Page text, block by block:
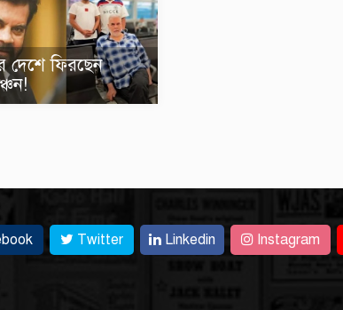
দেশে ফিরছেন
Twitter Linkedin Instagram